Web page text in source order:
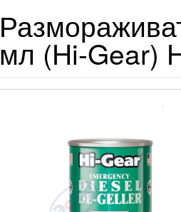
мл (Hi-Gear)